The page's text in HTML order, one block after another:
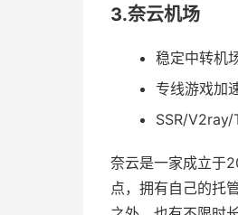
3.奈云机场
稳定中转机
专线游戏加
SSR/V2ray/
奈云是一家成立于
点，拥有自己的托